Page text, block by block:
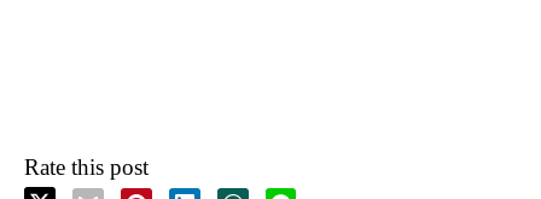
Rate this post